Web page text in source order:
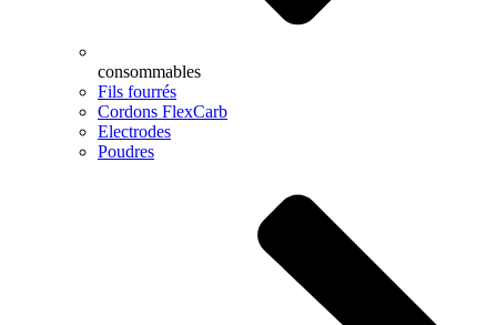
consommables
Fils fourrés
Cordons FlexCarb
Electrodes
Poudres